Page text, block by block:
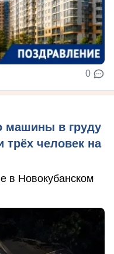
0
машины в груду
трёх человек на
в Новокубанском